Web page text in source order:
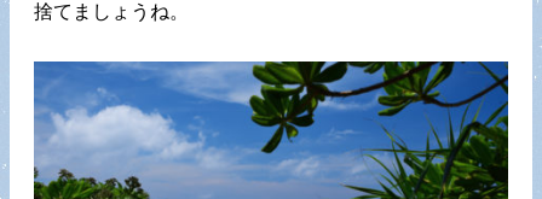
捨てましょうね。